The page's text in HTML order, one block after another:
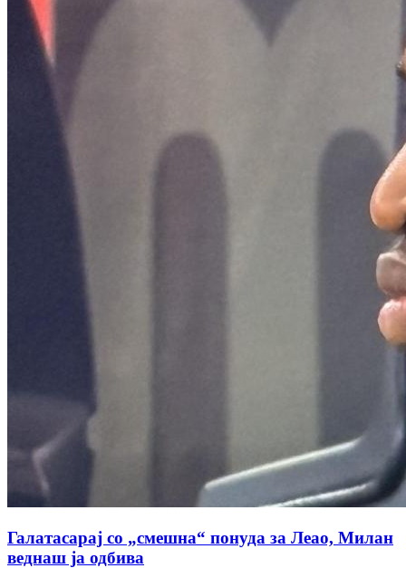
Галатасарај со „смешна“ понуда за Леао, Милан
веднаш ја одбива